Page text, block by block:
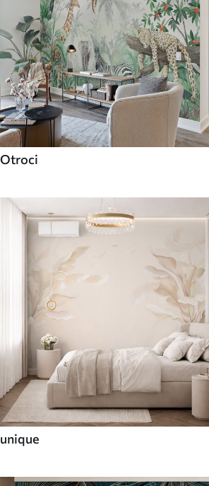
Otroci
unique